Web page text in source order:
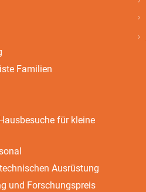
Familien
für kleine
Ausrüstung
und Forschungspreis